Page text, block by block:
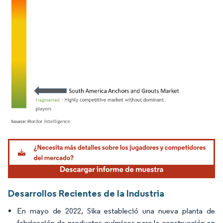
Imagen © Mordor Intelligence. El uso requiere atribución según CC BY 4.0.
Desarrollos Recientes de la Industria
En mayo de 2022, Sika estableció una nueva planta de